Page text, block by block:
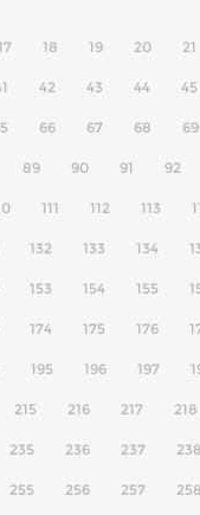
18 19 20 21
42 43 44 45
66 67 68 69
89 90 91 92
111 112 113
132 133 134
153 154 155
174 175 176
195 196 197
215 216 217 218
235 236 237 238
255 256 257 258